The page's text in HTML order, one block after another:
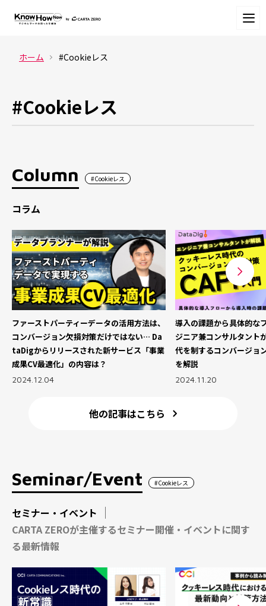
ホーム #Cookieレス
#Cookieレス
Column #Cookieレス
コラム
ファーストパーティーデータの活用方法は、
コンバージョン欠損対策だけではない… Da
taDigからリリースされた新サービス「事業
成果CV最適化」の内容は？
2024.12.04
導入の課題から具体的な
ジニア兼コンサルタント
代を制するコンバージョ
を解説
2024.11.20
他の記事はこちら
Seminar/Event #Cookieレス
セミナー・イベント
CARTA ZEROが主催するセミナー開催・イベントに関す
る最新情報